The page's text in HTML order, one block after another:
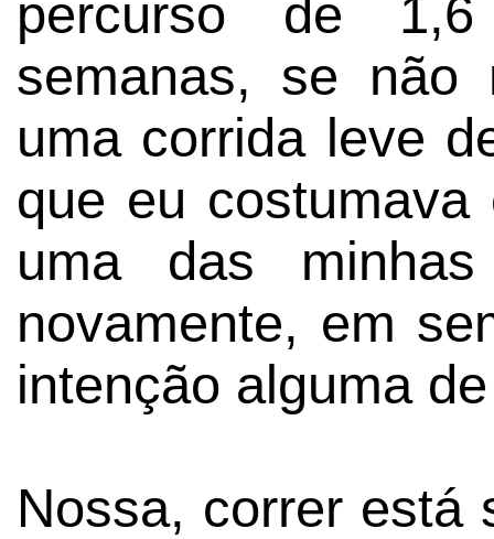
percurso de
semanas, se não
uma corrida leve
que eu
uma das
novamente, em
intenção alguma
Nossa, correr está